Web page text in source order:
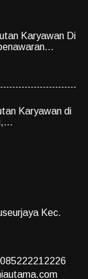
Karyawan Di
Karyawan di
Kec.